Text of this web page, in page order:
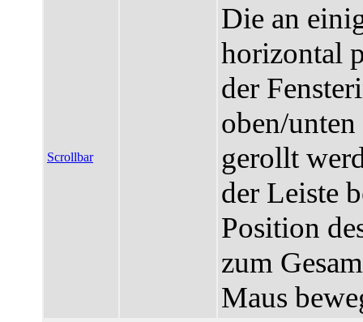
Scrollbar
Die an
horizontal
der
oben/
gerollt
der Leiste
Position
zum
Maus